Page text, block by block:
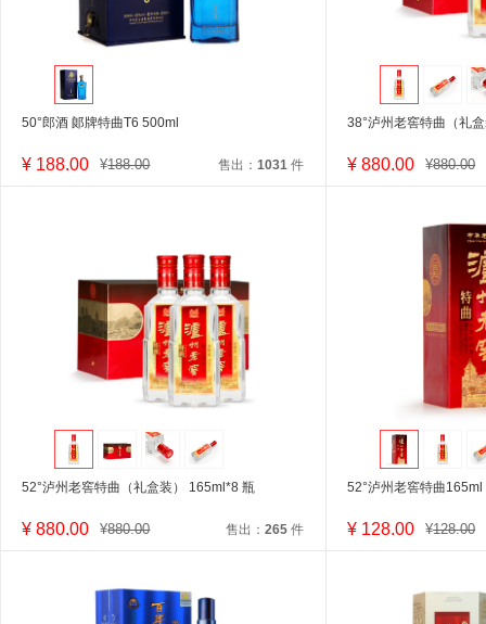
50°郎酒 郞牌特曲T6 500ml
¥ 188.00 ¥188.00 售出：1031 件
38°泸州老窖特曲（礼
¥ 880.00 ¥880.00
52°泸州老窖特曲（礼盒装） 165ml*8 瓶
¥ 880.00 ¥880.00 售出：265 件
52°泸州老窖特曲165ml
¥ 128.00 ¥128.00